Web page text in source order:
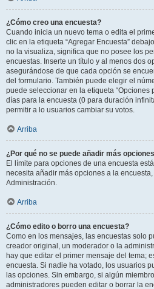
¿Cómo creo una encuesta?
Cuando inicia un nuevo tema o edita el
clic en la etiqueta “Agregar Encuesta”
no la visualiza, significa que no posee los
encuestas. Inserte un título y al menos dos
asegurándose de que cada opción se
del formulario. También puede elegir el
puede seleccionar en la etiqueta “Opciones
días para la encuesta (0 para duración
permitir a lo usuarios cambiar su votos.
Arriba
¿Por qué no se puede añadir más
El límite para opciones de una encuesta
necesita añadir más opciones a la
Administración.
Arriba
¿Cómo edito o borro una encuesta?
Como en los mensajes, las encuestas solo
creador original, un moderador o la
hay que editar el primer mensaje del tema;
encuesta. Si nadie ha votado, los usuarios
las opciones. Sin embargo, si algún
administradores pueden editar o borrar la